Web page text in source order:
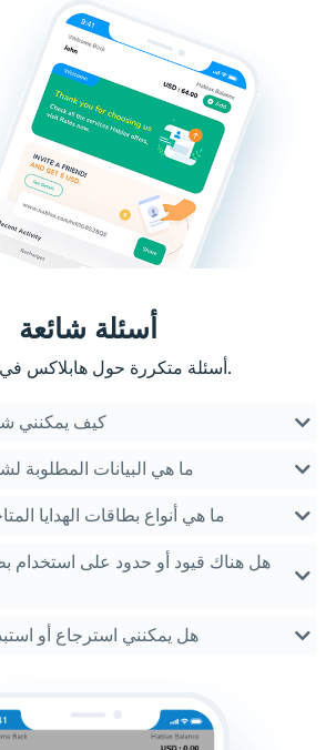
أسئلة شائعة
أسئلة متكررة حول هابلاكس في الجزائر.
كيف يمكنني
ما هي البيانات المطلوبة
ما هي أنواع بطاقات الهدايا
هل هناك قيود أو حدود على استخدام
هل يمكنني استرجاع أو